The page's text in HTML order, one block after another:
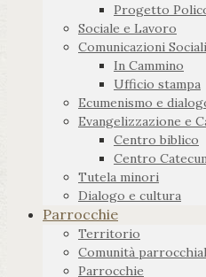
Progetto
Sociale e Lavoro
Comunicazioni Sociali
In Cammino
Ufficio stampa
Ecumenismo e
Evangelizzazione e
Centro biblico
Centro
Tutela minori
Dialogo e cultura
Parrocchie
Territorio
Comunità
Parrocchie